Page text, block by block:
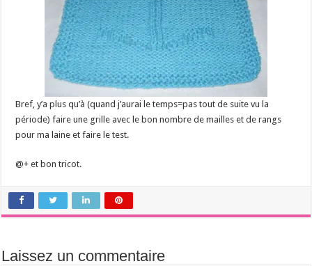
Bref, y’a plus qu’à (quand j’aurai le temps=pas tout de suite vu la
période) faire une grille avec le bon nombre de mailles et de rangs
pour ma laine et faire le test.
@+ et bon tricot.
Laissez un commentaire